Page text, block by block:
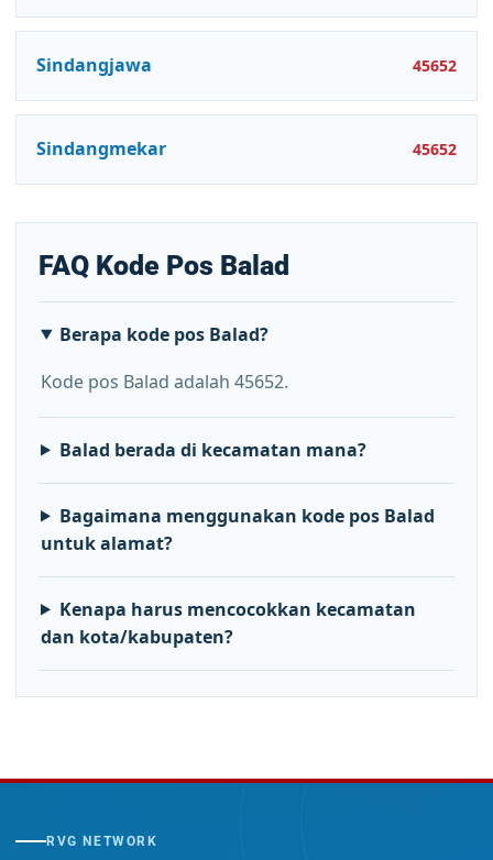
Sindangjawa 45652
Sindangmekar 45652
FAQ Kode Pos Balad
Berapa kode pos Balad?
Kode pos Balad adalah 45652.
Balad berada di kecamatan mana?
Bagaimana menggunakan kode pos Balad
untuk alamat?
Kenapa harus mencocokkan kecamatan
dan kota/kabupaten?
RVG NETWORK